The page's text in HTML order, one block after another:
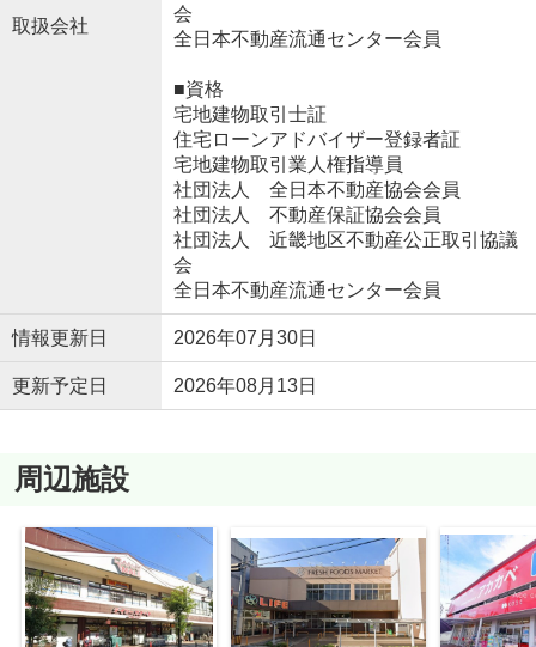
取扱会社
会
全日本不動産流通センター会員
■資格
宅地建物取引士証
住宅ローンアドバイザー登録者証
宅地建物取引業人権指導員
社団法人 全日本不動産協会会員
社団法人 不動産保証協会会員
社団法人 近畿地区不動産公正取引協議
会
全日本不動産流通センター会員
情報更新日 2026年07月30日
更新予定日 2026年08月13日
周辺施設